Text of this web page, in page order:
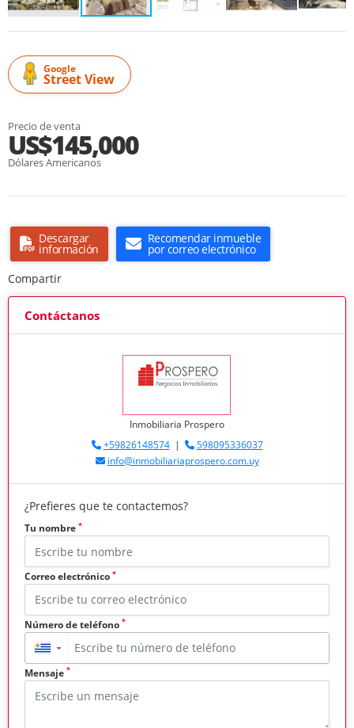
Google
Street View
Precio de venta
US$145,000
Dólares Americanos
Descargar
información
Recomendar inmueble
por correo electrónico
Compartir
Contáctanos
Inmobiliaria Prospero
+59826148574|
598095336037
info@inmobiliariaprospero.com.uy
¿Prefieres que te contactemos?
Tu nombre *
Correo electrónico *
Número de teléfono *
▼
Mensaje *